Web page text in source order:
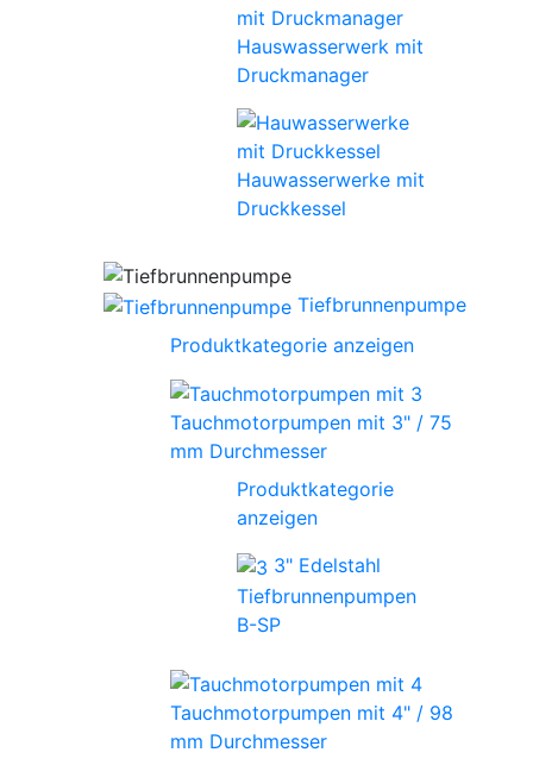
Hauswasserwerk mit
Druckmanager
Hauwasserwerke mit
Druckkessel
Tiefbrunnenpumpe
Produktkategorie anzeigen
Tauchmotorpumpen mit 3" / 75
mm Durchmesser
Produktkategorie
anzeigen
3" Edelstahl
Tiefbrunnenpumpen
B-SP
Tauchmotorpumpen mit 4" / 98
mm Durchmesser